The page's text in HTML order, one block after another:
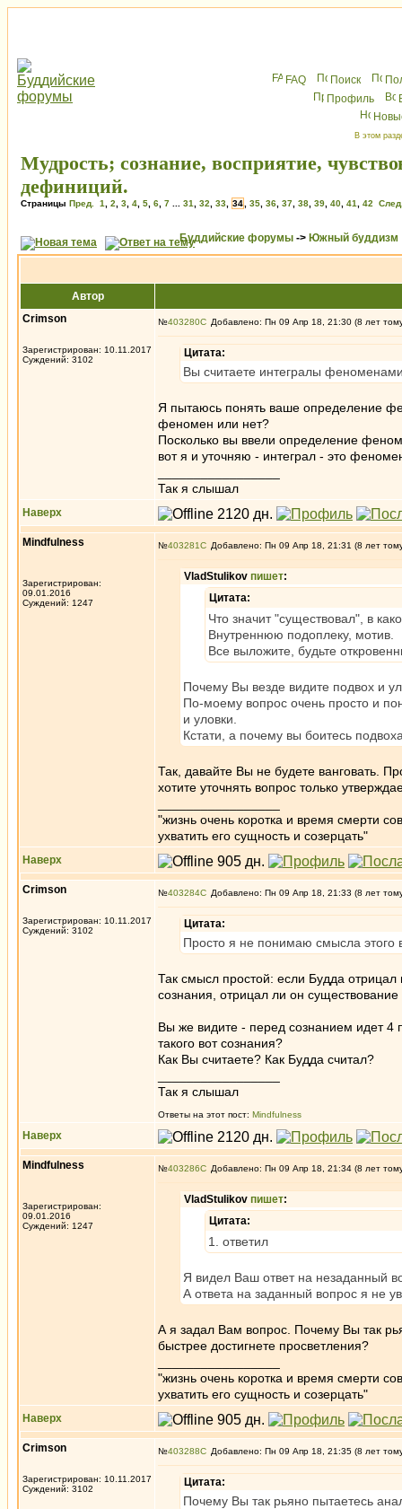
FAQ Поиск
Профиль
В этом
Мудрость; сознание, восприятие,
дефиниций.
Страницы Пред. 1 2 3 4 5 6 7 31 32 33 34 35 36 37 38 39 40 41 42
Буддийские форумы -> Южный буддизм
Автор
Crimson
Зарегистрирован: 10.11.2017
Суждений: 3102
№403280 Добавлено: Пн 09 Апр 18, 21:30 (8 лет
Цитата:
Вы считаете интегралы
Я пытаюсь понять ваше определение
феномен или нет?
Посколько вы ввели определение
вот я и уточняю - интеграл - это
Так я слышал
Наверх
Mindfulness
Зарегистрирован:
09.01.2016
Суждений: 1247
№403281 Добавлено: Пн 09 Апр 18, 21:31 (8 лет
VladStulikov пишет:
Цитата:
Что значит "существовал", в
Внутреннюю подоплеку, мотив.
Все выложите, будьте
Почему Вы везде видите подвох и
По-моему вопрос очень просто и
и уловки.
Кстати, а почему вы боитесь
Так, давайте Вы не будете ванговать.
хотите уточнять вопрос только
"жизнь очень коротка и время смерти
ухватить его сущность и созерцать"
Наверх
Crimson
Зарегистрирован: 10.11.2017
Суждений: 3102
№403284 Добавлено: Пн 09 Апр 18, 21:33 (8 лет
Цитата:
Просто я не понимаю смысла этого
Так смысл простой: если Будда отрицал
сознания, отрицал ли он существование
Вы же видите - перед сознанием идет 4
такого вот сознания?
Как Вы считаете? Как Будда считал?
Так я слышал
Ответы на этот пост: Mindfulness
Наверх
Mindfulness
Зарегистрирован:
09.01.2016
Суждений: 1247
№403286 Добавлено: Пн 09 Апр 18, 21:34 (8 лет
VladStulikov пишет:
Цитата:
1. ответил
Я видел Ваш ответ на незаданный
А ответа на заданный вопрос я не
А я задал Вам вопрос. Почему Вы так
быстрее достигнете просветления?
"жизнь очень коротка и время смерти
ухватить его сущность и созерцать"
Наверх
Crimson
Зарегистрирован: 10.11.2017
Суждений: 3102
№403288 Добавлено: Пн 09 Апр 18, 21:35 (8 лет
Цитата:
Почему Вы так рьяно пытаетесь